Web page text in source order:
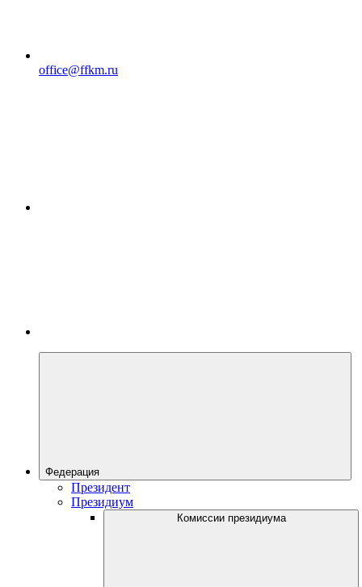
office@ffkm.ru
Федерация
Президент
Президиум
Комиссии президиума